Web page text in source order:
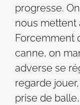
progresse.
nous mettent
Forcemment
canne, on
adverse se
regarde
prise de